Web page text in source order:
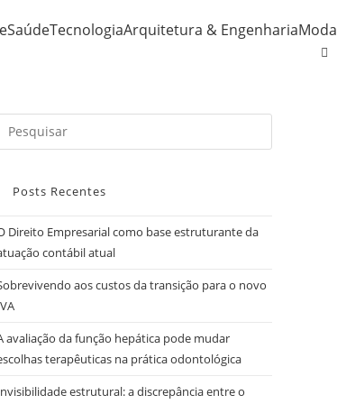
SaúdeTecnologiaArquitetura & EngenhariaModa
Posts Recentes
Direito Empresarial como base estruturante da
contábil atual
aos custos da transição para o novo
avaliação da função hepática pode mudar
terapêuticas na prática odontológica
estrutural: a discrepância entre o